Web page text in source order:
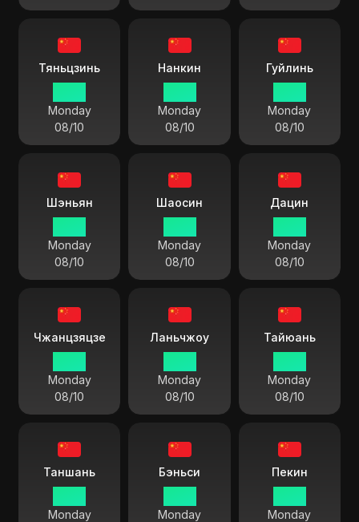
Тяньцзинь
Monday
08/10
Нанкин
Monday
08/10
Гуйлинь
Monday
08/10
Шэньян
Monday
08/10
Шаосин
Monday
08/10
Дацин
Monday
08/10
Чжанцзяцзе
Monday
08/10
Ланьчжоу
Monday
08/10
Тайюань
Monday
08/10
Таншань
Monday
Бэньси
Monday
Пекин
Monday